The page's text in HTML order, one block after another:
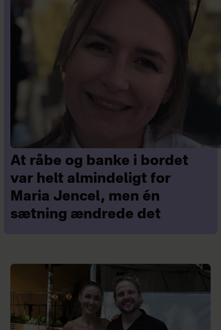
At råbe og banke i bordet
var helt almindeligt for
Maria Jencel, men én
sætning ændrede det